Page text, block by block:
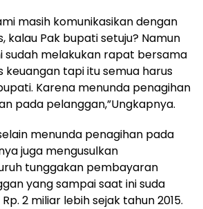
masih komunikasikan dengan
kalau Pak bupati setuju? Namun
sudah melakukan rapat bersama
keuangan tapi itu semua harus
Karena menunda penagihan
pada pelanggan,”Ungkapnya.
menunda penagihan pada
juga mengusulkan
tunggakan pembayaran
yang sampai saat ini suda
2 miliar lebih sejak tahun 2015.